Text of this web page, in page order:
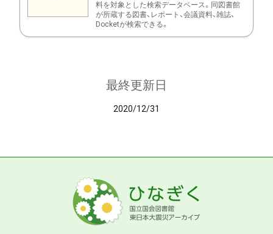
料を対象とした検索データベース。同図書館
が所蔵する図書、レポート、会議資料、雑誌、
Docketが検索できる。
最終更新日
2020/12/31